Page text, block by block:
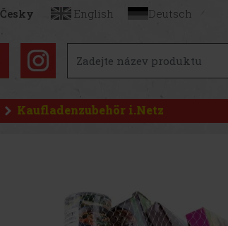
Česky English Deutsch
Kaufladenzubehör i.Netz